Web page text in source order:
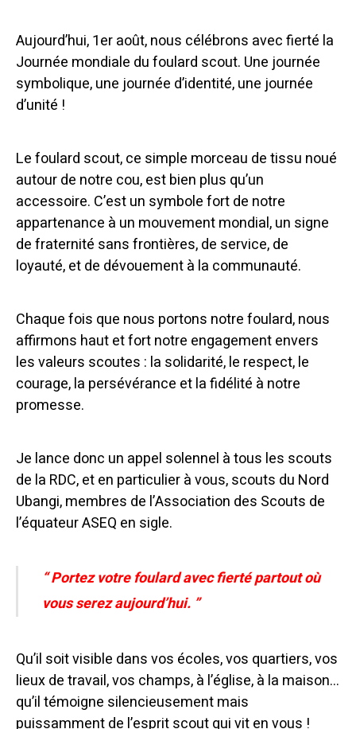
Aujourd’hui, 1er août, nous célébrons avec fierté la
Journée mondiale du foulard scout. Une journée
symbolique, une journée d’identité, une journée
d’unité !
Le foulard scout, ce simple morceau de tissu noué
autour de notre cou, est bien plus qu’un
accessoire. C’est un symbole fort de notre
appartenance à un mouvement mondial, un signe
de fraternité sans frontières, de service, de
loyauté, et de dévouement à la communauté.
Chaque fois que nous portons notre foulard, nous
affirmons haut et fort notre engagement envers
les valeurs scoutes : la solidarité, le respect, le
courage, la persévérance et la fidélité à notre
promesse.
Je lance donc un appel solennel à tous les scouts
de la RDC, et en particulier à vous, scouts du Nord
Ubangi, membres de l’Association des Scouts de
l’équateur ASEQ en sigle.
“ Portez votre foulard avec fierté partout où
vous serez aujourd’hui. ”
Qu’il soit visible dans vos écoles, vos quartiers, vos
lieux de travail, vos champs, à l’église, à la maison…
qu’il témoigne silencieusement mais
puissamment de l’esprit scout qui vit en vous !